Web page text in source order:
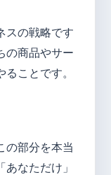
スの戦略です
の商品やサー
ことです。
の部分を本当
なただけ」